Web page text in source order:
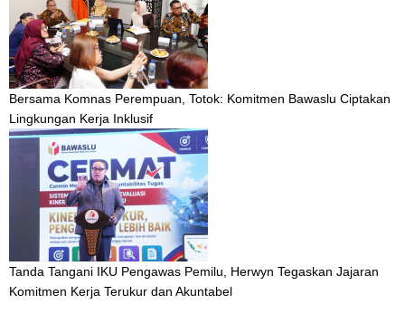
Bersama Komnas Perempuan, Totok: Komitmen Bawaslu Ciptakan
Lingkungan Kerja Inklusif
Tanda Tangani IKU Pengawas Pemilu, Herwyn Tegaskan Jajaran
Komitmen Kerja Terukur dan Akuntabel